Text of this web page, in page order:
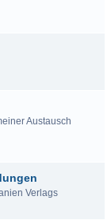
Austausch
Verlags